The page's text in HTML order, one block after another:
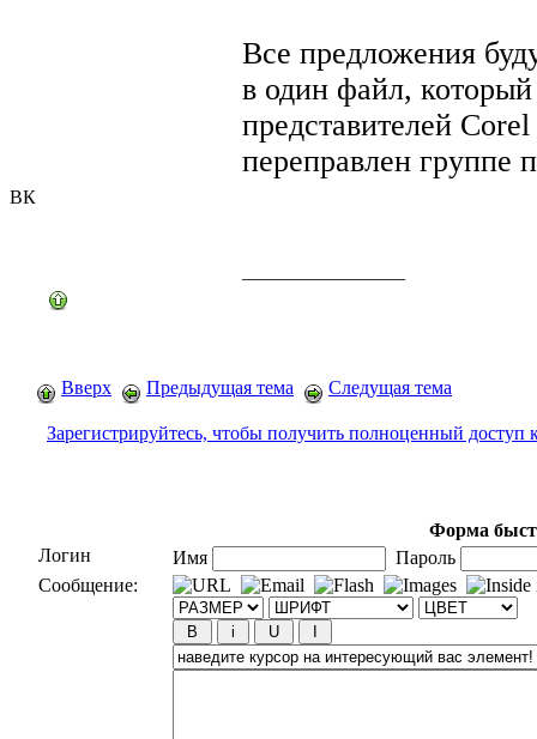
ВК
Все предложения
в один файл, который
представителей
переправлен группе
Вверх Предыдущая тема Следущая тема
Зарегистрируйтесь, чтобы получить полноценный доступ
Форма
Логин
Имя
Пароль
Сообщение: